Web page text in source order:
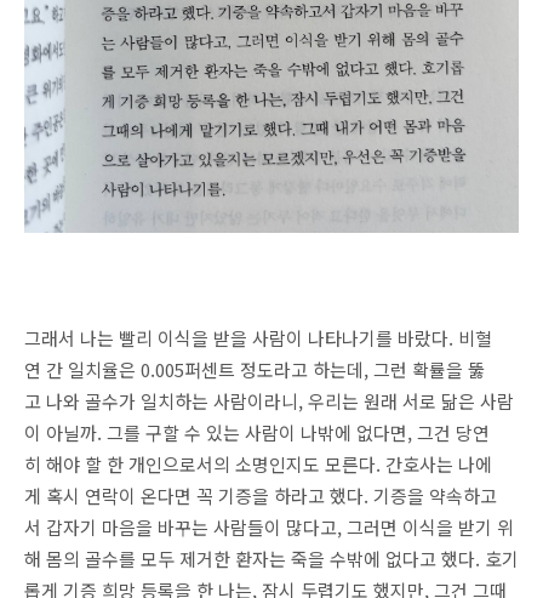
그래서 나는 빨리 이식을 받을 사람이 나타나기를 바랐다. 비혈
연 간 일치율은 0.005퍼센트 정도라고 하는데, 그런 확률을 뚫
고 나와 골수가 일치하는 사람이라니, 우리는 원래 서로 닮은 사람
이 아닐까. 그를 구할 수 있는 사람이 나밖에 없다면, 그건 당연
히 해야 할 한 개인으로서의 소명인지도 모른다. 간호사는 나에
게 혹시 연락이 온다면 꼭 기증을 하라고 했다. 기증을 약속하고
서 갑자기 마음을 바꾸는 사람들이 많다고, 그러면 이식을 받기 위
해 몸의 골수를 모두 제거한 환자는 죽을 수밖에 없다고 했다. 호기
롭게 기증 희망 등록을 한 나는, 잠시 두렵기도 했지만, 그건 그때